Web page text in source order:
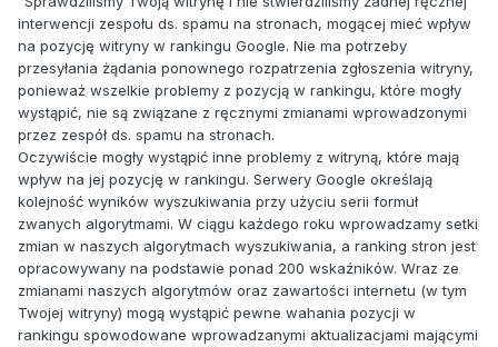
interwencji zespołu ds. spamu na stronach, mogącej mieć wpływ
na pozycję witryny w rankingu Google. Nie ma potrzeby
przesyłania żądania ponownego rozpatrzenia zgłoszenia witryny,
ponieważ wszelkie problemy z pozycją w rankingu, które mogły
wystąpić, nie są związane z ręcznymi zmianami wprowadzonymi
przez zespół ds. spamu na stronach.
Oczywiście mogły wystąpić inne problemy z witryną, które mają
wpływ na jej pozycję w rankingu. Serwery Google określają
kolejność wyników wyszukiwania przy użyciu serii formuł
zwanych algorytmami. W ciągu każdego roku wprowadzamy setki
zmian w naszych algorytmach wyszukiwania, a ranking stron jest
opracowywany na podstawie ponad 200 wskaźników. Wraz ze
zmianami naszych algorytmów oraz zawartości internetu (w tym
Twojej witryny) mogą wystąpić pewne wahania pozycji w
rankingu spowodowane wprowadzanymi aktualizacjami mającymi